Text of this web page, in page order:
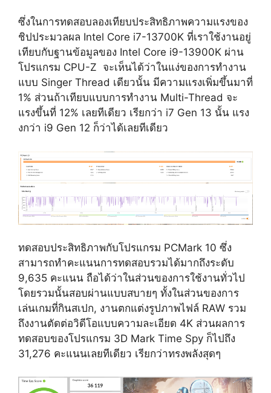
ซึ่งในการทดสอบลองเทียบประสิทธิภาพความแรงของ
ชิปประมวลผล Intel Core i7-13700K ที่เราใช้งานอยู่
เทียบกับฐานข้อมูลของ Intel Core i9-13900K ผ่าน
โปรแกรม CPU-Z จะเห็นได้ว่าในแง่ของการทำงาน
แบบ Singer Thread เดียวนั้น มีความแรงเพิ่มขึ้นมาที่
1% ส่วนถ้าเทียบแบบการทำงาน Multi-Thread จะ
แรงขึ้นที่ 12% เลยทีเดียว เรียกว่า i7 Gen 13 นั้น แรง
งกว่า i9 Gen 12 ก็ว่าได้เลยทีเดียว
ทดสอบประสิทธิภาพกับโปรแกรม PCMark 10 ซึ่ง
สามารถทำคะแนนการทดสอบรวมได้มากถึงระดับ
9,635 คะแนน ถือได้ว่าในส่วนของการใช้งานทั่วไป
โดยรวมนั้นสอบผ่านแบบสบายๆ ทั้งในส่วนของการ
เล่นเกมที่กินสเปก, งานตกแต่งรูปภาพไฟล์ RAW รวม
ถึงงานตัดต่อวิดีโอแบบความละเอียด 4K ส่วนผลการ
ทดสอบของโปรแกรม 3D Mark Time Spy ก็ไปถึง
31,276 คะแนนเลยทีเดียว เรียกว่าทรงพลังสุดๆ